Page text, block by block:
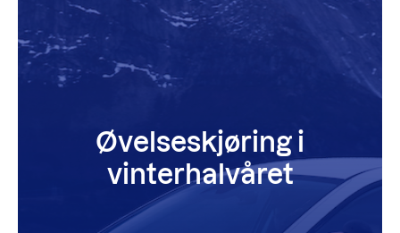
Øvelseskjøring i
vinterhalvåret